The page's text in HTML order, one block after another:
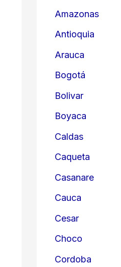
Amazonas
Antioquia
Arauca
Bogotá
Bolivar
Boyaca
Caldas
Caqueta
Casanare
Cauca
Cesar
Choco
Cordoba